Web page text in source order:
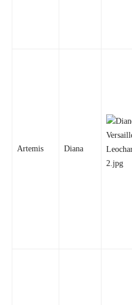
Artemis Diana